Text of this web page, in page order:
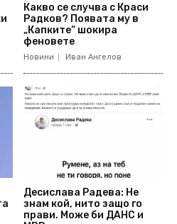
Какво се случва с Краси
Радков? Появата му в
„Капките“ шокира
феновете
Новини Иван Ангелов
Десислава Радева: Не
знам кой, нито защо го
прави. Може би ДАНС и